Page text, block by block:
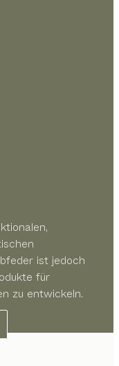
ist jedoch
für
zu entwickeln.